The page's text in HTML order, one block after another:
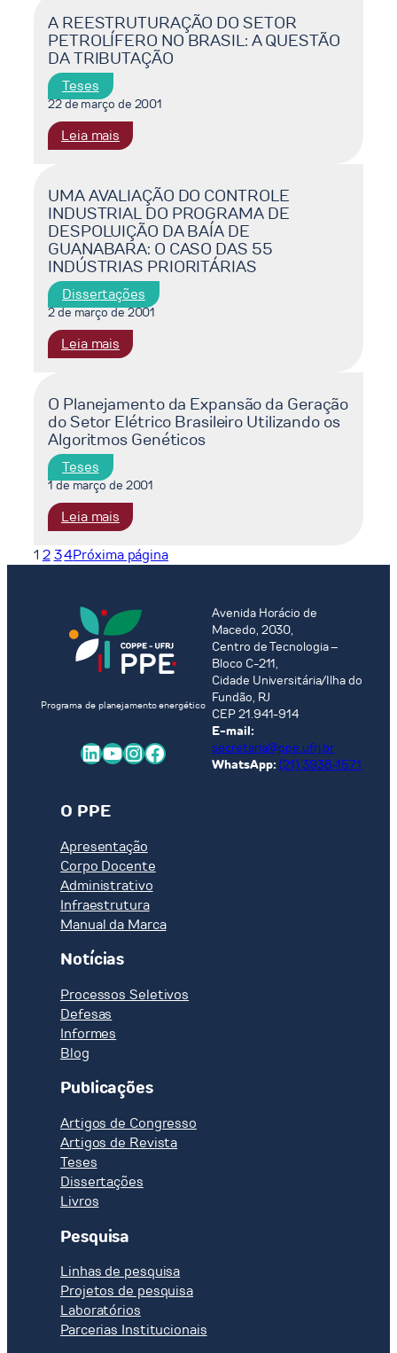
natural
de
Paracas
natural
como
elemento
integração
na
América
Latina,
a
atratividade
do
mercado
brasileiro
A REESTRUTURAÇÃO DO SETOR
PETROLÍFERO NO BRASIL: A QUESTÃO
DA TRIBUTAÇÃO
Teses
22 de março de 2001
Leia mais
A
DO
SETOR
PETROLÍFERO
NO
BRASIL:
A
QUESTÃO
DA
TRIBUTAÇÃO
UMA AVALIAÇÃO DO CONTROLE
INDUSTRIAL DO PROGRAMA DE
DESPOLUIÇÃO DA BAÍA DE
GUANABARA: O CASO DAS 55
INDÚSTRIAS PRIORITÁRIAS
Dissertações
2 de março de 2001
Leia mais
UMA
DO
CONTROLE
INDUSTRIAL
PROGRAMA
DE
DESPOLUIÇÃO
DA
BAÍA
O
CASO
DAS
55
PRIORITÁRIAS
O Planejamento da Expansão da Geração
do Setor Elétrico Brasileiro Utilizando os
Algoritmos Genéticos
Teses
1 de março de 2001
Leia mais
O
Planejamento
da
Geração
do
Setor
Brasileiro
os
Algoritmos
1 234Próxima página
Programa de planejamento energético
LinkedIn Youtube InstagramFacebook
Avenida Horácio de
Macedo, 2030,
Centro de Tecnologia –
Bloco C-211,
Cidade Universitária/Ilha do
Fundão, RJ
CEP 21.941-914
E-mail:
secretaria@ppe.ufrj.br
WhatsApp: (21) 3938-1571
O PPE
Apresentação
Corpo Docente
Administrativo
Infraestrutura
Manual da Marca
Notícias
Processos Seletivos
Defesas
Informes
Blog
Publicações
Artigos de Congresso
Artigos de Revista
Teses
Dissertações
Livros
Pesquisa
Linhas de pesquisa
Projetos de pesquisa
Laboratórios
Parcerias Institucionais